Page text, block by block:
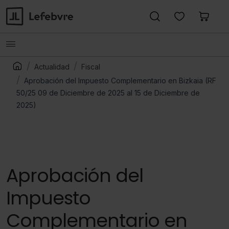
Actualidad
Fiscal
Aprobación del Impuesto Complementario en Bizkaia (RF
50/25 09 de Diciembre de 2025 al 15 de Diciembre de
2025)
Aprobación del
Impuesto
Complementario en